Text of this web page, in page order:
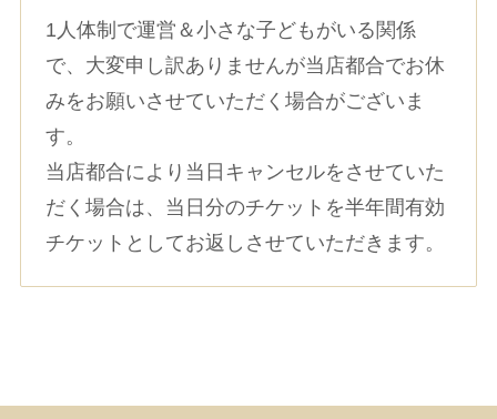
1人体制で運営＆小さな子どもがいる関係
で、大変申し訳ありませんが当店都合でお休
みをお願いさせていただく場合がございま
す。
当店都合により当日キャンセルをさせていた
だく場合は、当日分のチケットを半年間有効
チケットとしてお返しさせていただきます。